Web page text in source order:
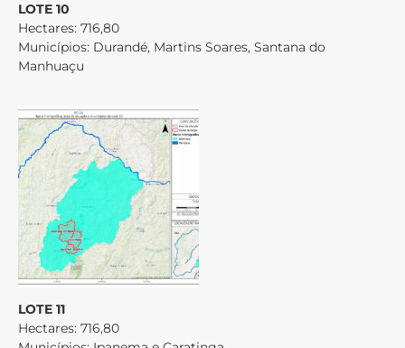
LOTE 10
Hectares: 716,80
Municípios: Durandé, Martins Soares, Santana do
Manhuaçu
LOTE 11
Hectares: 716,80